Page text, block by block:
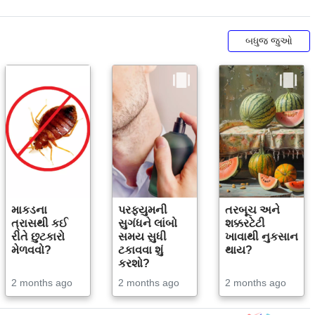
બધુજ જુઓ
માકડના
ત્રાસથી કઈ
રીતે છુટકારો
મેળવવો?
2 months ago
પરફ્યુમની
સુગંધને લાંબો
સમય સુધી
ટકાવવા શું
કરશો?
2 months ago
તરબૂચ અને
શક્કરટેટી
ખાવાથી નુકસાન
થાય?
2 months ago